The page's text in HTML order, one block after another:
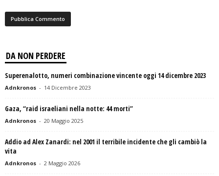
DA NON PERDERE
Superenalotto, numeri combinazione vincente oggi 14 dicembre 2023
Adnkronos - 14 Dicembre 2023
Gaza, “raid israeliani nella notte: 44 morti”
Adnkronos - 20 Maggio 2025
Addio ad Alex Zanardi: nel 2001 il terribile incidente che gli cambiò la
vita
Adnkronos - 2 Maggio 2026